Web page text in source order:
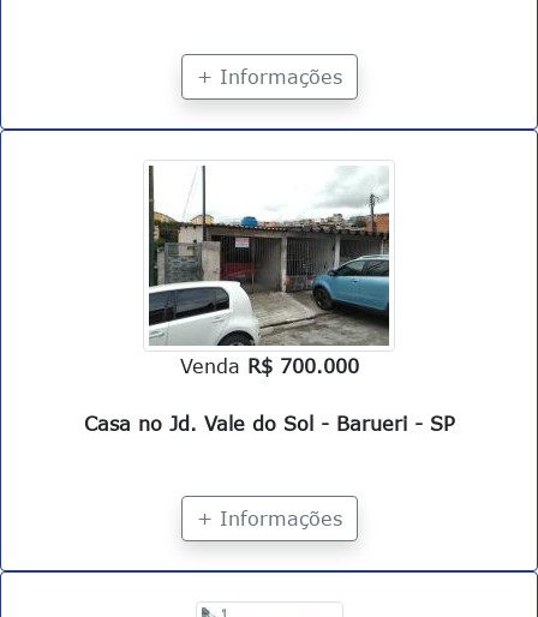
+ Informações
Venda R$ 700.000
Casa no Jd. Vale do Sol - Barueri - SP
+ Informações